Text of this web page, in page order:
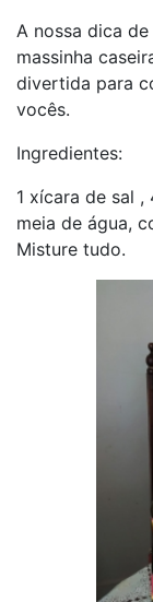
A nossa dica
massinha
divertida para
vocês.
Ingredientes:
1 xícara de sal
meia de água,
Misture tudo.